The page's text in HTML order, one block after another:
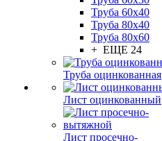
Труба 60x40
Труба 80x40
Труба 80x60
+ ЕЩЕ 24
Труба оцинкованная
Лист оцинкованный
Лист просечно-